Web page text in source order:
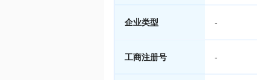
企业类型 -
工商注册号 -